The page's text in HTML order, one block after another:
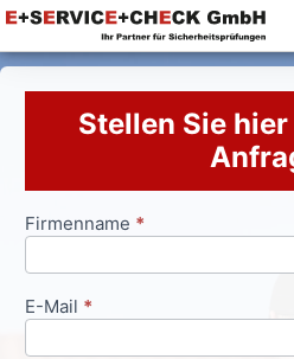
Stellen Sie
Anfrageformular
Firmenname *
E-Mail *